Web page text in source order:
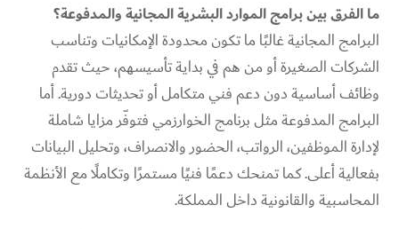
ما الفرق بين برامج الموارد البشرية المجانية والمدفوعة؟
البرامج المجانية غالبًا ما تكون محدودة الإمكانيات وتناسب
الشركات الصغيرة أو من هم في بداية تأسيسهم، حيث تقدم
وظائف أساسية دون دعم فني متكامل أو تحديثات دورية. أما
البرامج المدفوعة مثل برنامج الخوارزمي فتوفّر مزايا شاملة
لإدارة الموظفين، الرواتب، الحضور والانصراف، وتحليل البيانات
بفعالية أعلى. كما تمنحك دعمًا فنيًا مستمرًا وتكاملًا مع الأنظمة
المحاسبية والقانونية داخل المملكة.